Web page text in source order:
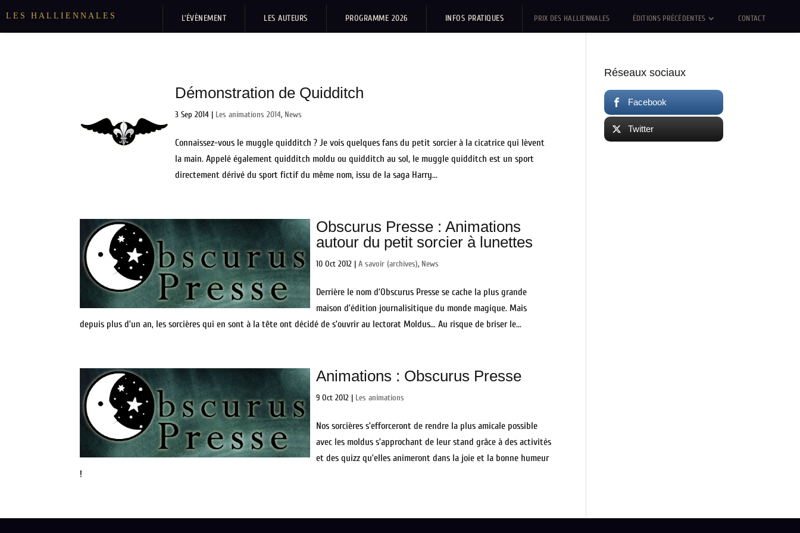
LES HALLIENNALES L’ÉVÈNEMENT LES AUTEURS PROGRAMME 2026 INFOS PRATIQUES PRIX DES HALLIENNALES ÉDITIONS PRÉCÉDENTES CONTACT
Démonstration de Quidditch
3 Sep 2014 | Les animations 2014, News
Connaissez-vous le muggle quidditch ? Je vois quelques fans du petit sorcier à la cicatrice qui lèvent
la main. Appelé également quidditch moldu ou quidditch au sol, le muggle quidditch est un sport
directement dérivé du sport fictif du même nom, issu de la saga Harry...
Obscurus Presse : Animations
autour du petit sorcier à lunettes
10 Oct 2012 | A savoir (archives), News
Derrière le nom d’Obscurus Presse se cache la plus grande
maison d’édition journalisitique du monde magique. Mais
depuis plus d’un an, les sorcières qui en sont à la tête ont décidé de s’ouvrir au lectorat Moldus… Au risque de briser le...
Animations : Obscurus Presse
9 Oct 2012 | Les animations
Nos sorcières s’efforceront de rendre la plus amicale possible
avec les moldus s’approchant de leur stand grâce à des activités
et des quizz qu’elles animeront dans la joie et la bonne humeur
!
Réseaux sociaux
Facebook
Twitter